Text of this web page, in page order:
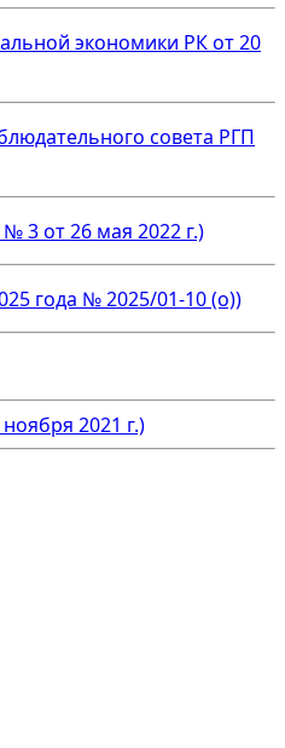
экономики РК от 20
совета РГП
3 от 26 мая 2022 г.)
года № 2025/01-10 (о))
2021 г.)